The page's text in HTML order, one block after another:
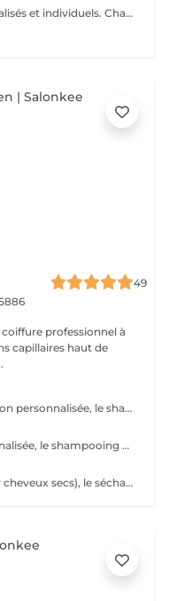
Soins manuels sur mesure, personnalisés et individuels. Chaque rendez-vous une nouvelle expérience, avec une analyse cutanée précise Face Mapping®, toute en fonction de vos attentes et des besoins de votre peau
49
professionnel à
capillaires haut de
Le service comprend une consultation personnalisée, le shampooing et le conditionneur spécifiques , le séchage et les produits de styling * Tarifs à titre indicatifs à confirmer après la consultation personnalisée établit auprès de votre coiffeur/stylist/spécialiste * La direction se réserve le droit d’apporter des modifications pour le bon fonctionnement du salon
comprend une consultation personnalisée, le shampooing et le conditionneur spécifiquesla coupe finitions sur cheveux secs) , le séchage et les produits de styling * Tarifs à titre indicatifs à confirmer après la consultation personnalisée établit auprès de votre coiffeur/stylist/spécialiste * La direction se réserve le droit d’apporter des modifications pour le bon fonctionnement du salon
Option Coupe: la coupe ( finition sur cheveux secs), le séchage et les produits de styling * Tarifs à titre indicatifs à confirmer après la consultation personnalisée établit auprès de votre coiffeur/stylist/spécialiste * La direction se réserve le droit d’apporter des modifications pour le bon fonctionnement du salon